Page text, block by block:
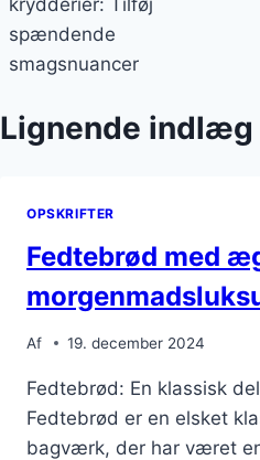
spændende
smagsnuancer
Lignende indlæg
OPSKRIFTER
Fedtebrød med
Af 19. december 2024
Fedtebrød: En klassisk
Fedtebrød er en elsket
bagværk, der har været